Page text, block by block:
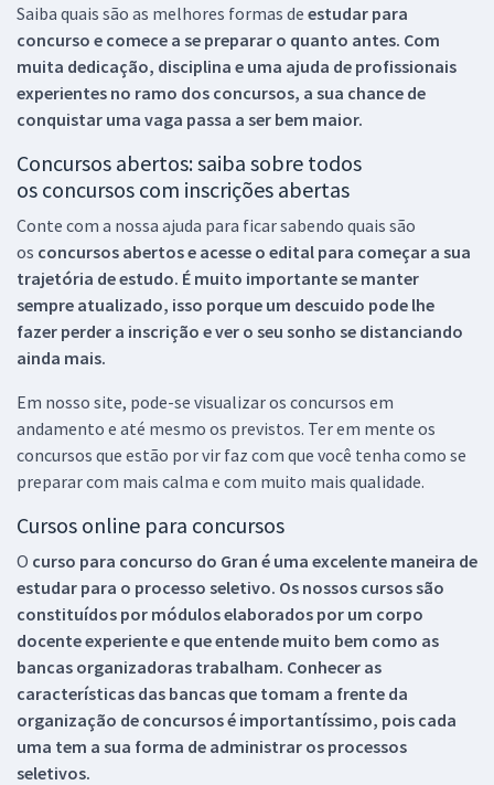
Saiba quais são as melhores formas de estudar para
concurso e comece a se preparar o quanto antes. Com
muita dedicação, disciplina e uma ajuda de profissionais
experientes no ramo dos concursos, a sua chance de
conquistar uma vaga passa a ser bem maior.
Concursos abertos: saiba sobre todos
os concursos com inscrições abertas
Conte com a nossa ajuda para ficar sabendo quais são
os concursos abertos e acesse o edital para começar a sua
trajetória de estudo. É muito importante se manter
sempre atualizado, isso porque um descuido pode lhe
fazer perder a inscrição e ver o seu sonho se distanciando
ainda mais.
Em nosso site, pode-se visualizar os concursos em
andamento e até mesmo os previstos. Ter em mente os
concursos que estão por vir faz com que você tenha como se
preparar com mais calma e com muito mais qualidade.
Cursos online para concursos
O curso para concurso do Gran é uma excelente maneira de
estudar para o processo seletivo. Os nossos cursos são
constituídos por módulos elaborados por um corpo
docente experiente e que entende muito bem como as
bancas organizadoras trabalham. Conhecer as
características das bancas que tomam a frente da
organização de concursos é importantíssimo, pois cada
uma tem a sua forma de administrar os processos
seletivos.